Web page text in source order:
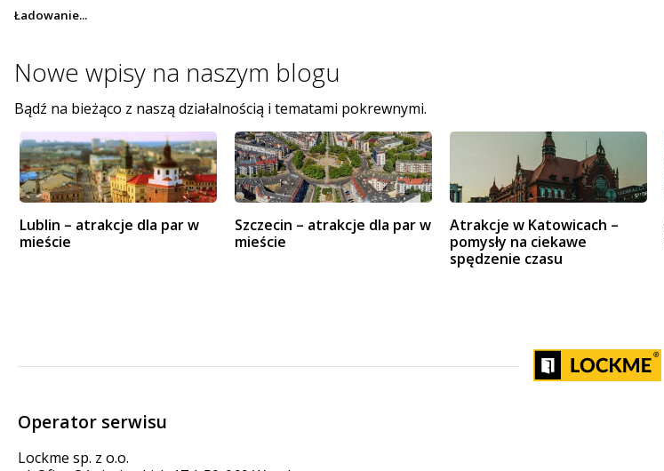
Ładowanie...
Nowe wpisy na naszym blogu
Bądź na bieżąco z naszą działalnością i tematami pokrewnymi.
Lublin – atrakcje dla par w
mieście
Szczecin – atrakcje dla par w
mieście
Atrakcje w Katowicach –
pomysły na ciekawe
spędzenie czasu
Operator serwisu
Lockme sp. z o.o.